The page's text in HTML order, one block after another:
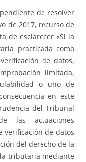
de resolver
de 2017, recurso de
de esclarecer «Si la
practicada como
de datos,
limitada,
o uno de
en este
del Tribunal
las actuaciones
verificación de datos
del derecho de la
tributaria mediante